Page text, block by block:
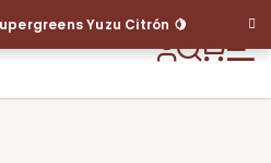
Yuzu Citrón 🍋
Hľadať